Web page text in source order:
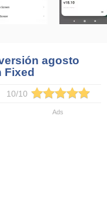
agosto
Fixed
10/10